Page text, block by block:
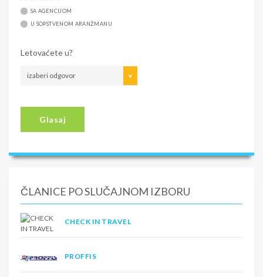
SA AGENCIJOM
U SOPSTVENOM ARANŽMANU
Letovaćete u?
izaberi odgovor
Glasaj
ČLANICE PO SLUČAJNOM IZBORU
CHECK IN TRAVEL
PROFFIS